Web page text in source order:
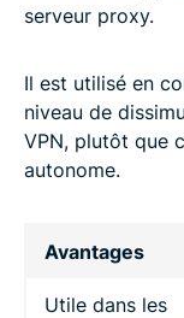
serveur proxy.
Il est utilisé en
niveau de
VPN, plutôt que
autonome.
Avantages
Utile dans les